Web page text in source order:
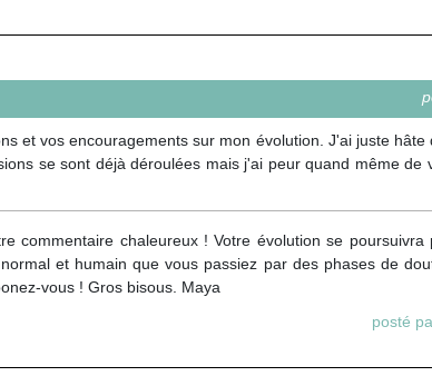
et vos encouragements sur mon évolution. J'ai juste hâte
se sont déjà déroulées mais j'ai peur quand même de
commentaire chaleureux ! Votre évolution se poursuivra
et humain que vous passiez par des phases de
vous ! Gros bisous. Maya
posté